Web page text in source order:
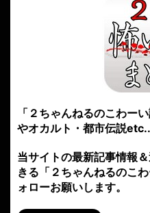
「２ちゃんねるのこわー
やオカルト・都市伝説
当サイトの最新記事情報
きる「２ちゃんねるのこ
ォローお願いします。